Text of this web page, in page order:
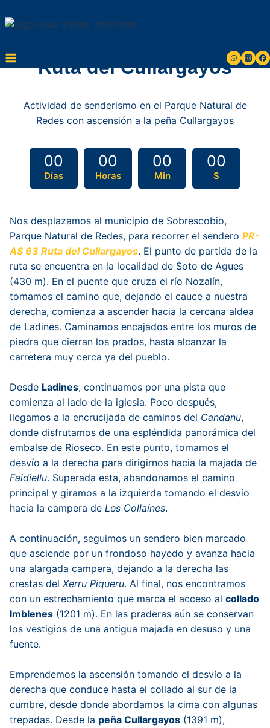
al
Ruta del Cullargayos
Actividad de senderismo en el Parque Natural de
Redes con ascensión a la peña Cullargayos
00
Días
00
Horas
00
Min
00
S
Nos desplazamos al municipio de Sobrescobio,
Parque Natural de Redes, para recorrer el sendero PR-
AS 63 Ruta del Cullargayos. El punto de partida de la
ruta se encuentra en la localidad de Soto de Agues
(430 m). En el puente que cruza el río Nozalín,
tomamos el camino que, dejando el cauce a nuestra
derecha, comienza a ascender hacia la cercana aldea
de Ladines. Caminamos encajados entre los muros de
piedra que cierran los prados, hasta alcanzar la
carretera muy cerca ya del pueblo.
Desde Ladines, continuamos por una pista que
comienza al lado de la iglesia. Poco después,
llegamos a la encrucijada de caminos del Candanu,
donde disfrutamos de una espléndida panorámica del
embalse de Rioseco. En este punto, tomamos el
desvío a la derecha para dirigirnos hacia la majada de
Faidiellu. Superada esta, abandonamos el camino
principal y giramos a la izquierda tomando el desvío
hacia la campera de Les Collaínes.
A continuación, seguimos un sendero bien marcado
que asciende por un frondoso hayedo y avanza hacia
una alargada campera, dejando a la derecha las
crestas del Xerru Piqueru. Al final, nos encontramos
con un estrechamiento que marca el acceso al collado
Imblenes (1201 m). En las praderas aún se conservan
los vestigios de una antigua majada en desuso y una
fuente.
Emprendemos la ascensión tomando el desvío a la
derecha que conduce hasta el collado al sur de la
cumbre, desde donde abordamos la cima con algunas
trepadas. Desde la peña Cullargayos (1391 m),